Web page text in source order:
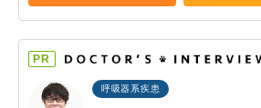
PR
呼吸器系疾患